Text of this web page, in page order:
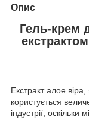
Опис
Гель-крем
Екстракт алое
користується
індустрії,